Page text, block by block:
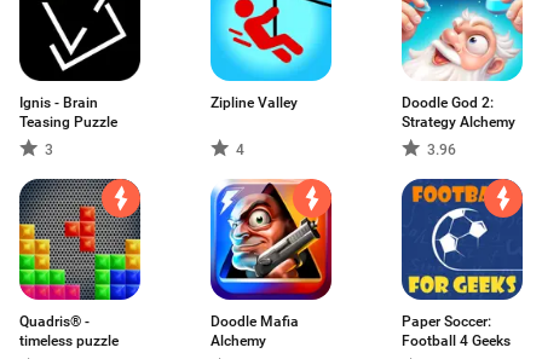
Ignis - Brain
Teasing Puzzle
3
Zipline Valley
4
Doodle God 2:
Strategy Alchemy
3.96
Quadris® -
timeless puzzle
Doodle Mafia
Alchemy
Paper Soccer:
Football 4 Geeks